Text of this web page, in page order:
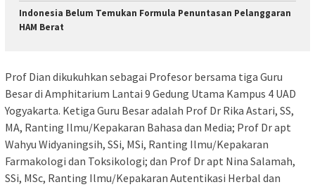
Indonesia Belum Temukan Formula Penuntasan Pelanggaran
HAM Berat
Prof Dian dikukuhkan sebagai Profesor bersama tiga Guru
Besar di Amphitarium Lantai 9 Gedung Utama Kampus 4 UAD
Yogyakarta. Ketiga Guru Besar adalah Prof Dr Rika Astari, SS,
MA, Ranting Ilmu/Kepakaran Bahasa dan Media; Prof Dr apt
Wahyu Widyaningsih, SSi, MSi, Ranting Ilmu/Kepakaran
Farmakologi dan Toksikologi; dan Prof Dr apt Nina Salamah,
SSi, MSc, Ranting Ilmu/Kepakaran Autentikasi Herbal dan